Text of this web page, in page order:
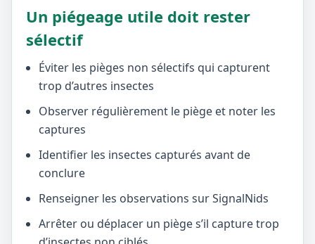
Un piégeage utile doit rester
sélectif
Éviter les pièges non sélectifs qui capturent
trop d’autres insectes
Observer régulièrement le piège et noter les
captures
Identifier les insectes capturés avant de
conclure
Renseigner les observations sur SignalNids
Arrêter ou déplacer un piège s’il capture trop